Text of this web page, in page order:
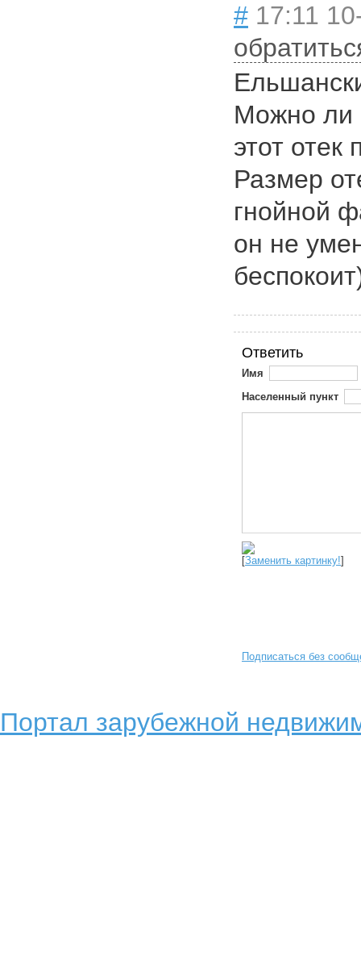
# 17:11
Можно ли
этот отек
Размер
гнойной
он не
Ответить
Имя
Населенный пункт
[Заменить картинку!]
Подписаться без
Портал зарубежной